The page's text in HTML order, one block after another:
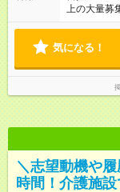
上の大量募
気になる！
＼志望動機や
時間！介護施設